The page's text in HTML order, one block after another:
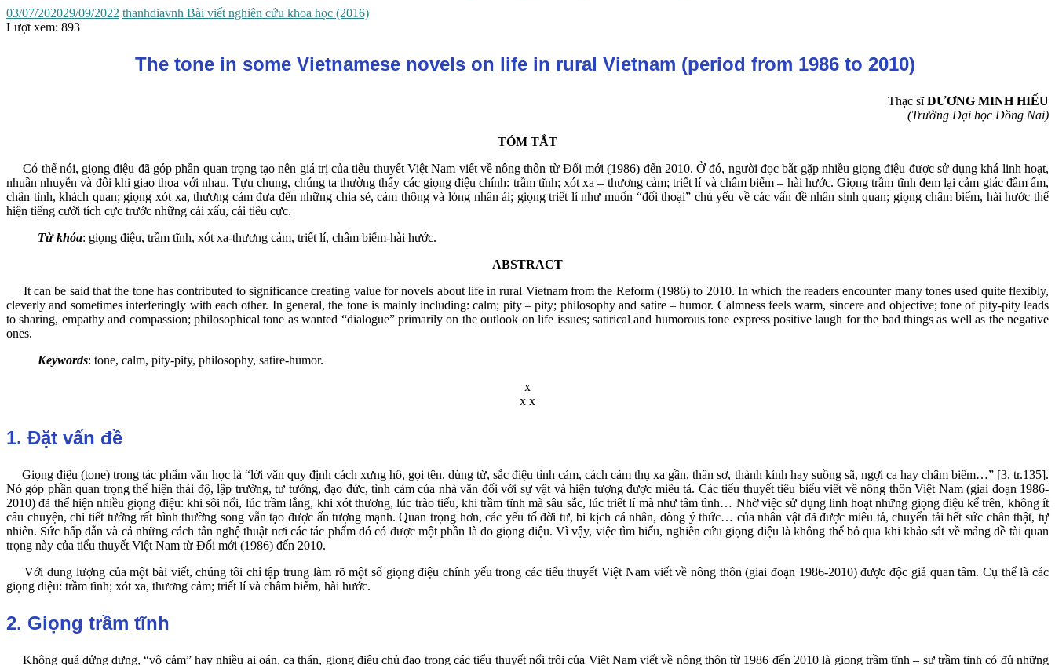
03/07/202029/09/2022 thanhdiavnh Bài viết nghiên cứu khoa học (2016)
Lượt xem: 893
The tone in some Vietnamese novels on life in rural Vietnam (period from 1986 to 2010)
Thạc sĩDƯƠNG MINH HIẾU
(Trường Đại học Đồng Nai)
TÓM TẮT
Có thể nói, giọng điệu đã góp phần quan trọng tạo nên giá trị của tiểu thuyết Việt Nam viết về nông thôn từ Đổi mới (1986) đến 2010. Ở đó, người đọc bắt gặp nhiều giọng điệu được sử dụng khá linh hoạt,
nhuần nhuyễn và đôi khi giao thoa với nhau. Tựu chung, chúng ta thường thấy các giọng điệu chính: trầm tĩnh; xót xa – thương cảm; triết lí và châm biếm – hài hước. Giọng trầm tĩnh đem lại cảm giác đầm ấm,
chân tình, khách quan; giọng xót xa, thương cảm đưa đến những chia sẻ, cảm thông và lòng nhân ái; giọng triết lí như muốn “đối thoại” chủ yếu về các vấn đề nhân sinh quan; giọng châm biếm, hài hước thể
hiện tiếng cười tích cực trước những cái xấu, cái tiêu cực.
Từ khóa: giọng điệu, trầm tĩnh, xót xa-thương cảm, triết lí, châm biếm-hài hước.
ABSTRACT
It can be said that the tone has contributed to significance creating value for novels about life in rural Vietnam from the Reform (1986) to 2010. In which the readers encounter many tones used quite flexibly,
cleverly and sometimes interferingly with each other. In general, the tone is mainly including: calm; pity – pity; philosophy and satire – humor. Calmness feels warm, sincere and objective; tone of pity-pity leads
to sharing, empathy and compassion; philosophical tone as wanted “dialogue” primarily on the outlook on life issues; satirical and humorous tone express positive laugh for the bad things as well as the negative
ones.
Keywords: tone, calm, pity-pity, philosophy, satire-humor.
x
x x
1. Đặt vấn đề
Giọng điệu (tone) trong tác phẩm văn học là “lời văn quy định cách xưng hô, gọi tên, dùng từ, sắc điệu tình cảm, cách cảm thụ xa gần, thân sơ, thành kính hay suồng sã, ngợi ca hay châm biếm…” [3, tr.135].
Nó góp phần quan trọng thể hiện thái độ, lập trường, tư tưởng, đạo đức, tình cảm của nhà văn đối với sự vật và hiện tượng được miêu tả. Các tiểu thuyết tiêu biểu viết về nông thôn Việt Nam (giai đoạn 1986-
2010) đã thể hiện nhiều giọng điệu: khi sôi nổi, lúc trầm lắng, khi xót thương, lúc trào tiếu, khi trầm tĩnh mà sâu sắc, lúc triết lí mà như tâm tình… Nhờ việc sử dụng linh hoạt những giọng điệu kể trên, không ít
câu chuyện, chi tiết tưởng rất bình thường song vẫn tạo được ấn tượng mạnh. Quan trọng hơn, các yếu tố đời tư, bi kịch cá nhân, dòng ý thức… của nhân vật đã được miêu tả, chuyển tải hết sức chân thật, tự
nhiên. Sức hấp dẫn và cả những cách tân nghệ thuật nơi các tác phẩm đó có được một phần là do giọng điệu. Vì vậy, việc tìm hiểu, nghiên cứu giọng điệu là không thể bỏ qua khi khảo sát về mảng đề tài quan
trọng này của tiểu thuyết Việt Nam từ Đổi mới (1986) đến 2010.
Với dung lượng của một bài viết, chúng tôi chỉ tập trung làm rõ một số giọng điệu chính yếu trong các tiểu thuyết Việt Nam viết về nông thôn (giai đoạn 1986-2010) được độc giả quan tâm. Cụ thể là các
giọng điệu: trầm tĩnh; xót xa, thương cảm; triết lí và châm biếm, hài hước.
2. Giọng trầm tĩnh
Không quá dửng dưng, “vô cảm” hay nhiều ai oán, ca thán, giọng điệu chủ đạo trong các tiểu thuyết nổi trội của Việt Nam viết về nông thôn từ 1986 đến 2010 là giọng trầm tĩnh – sự trầm tĩnh có đủ những